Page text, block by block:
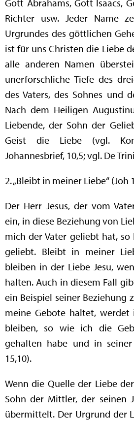
Gott Abrahams, Gott Isaacs,
Richter usw. Jeder Name
Urgrundes des göttlichen
ist für uns Christen die Liebe
alle anderen Namen
unerforschliche Tiefe des
des Vaters, des Sohnes und
Nach dem Heiligen
Liebende, der Sohn der
Geist die Liebe (vgl.
Johannesbrief, 10,5; vgl. De
2. „Bleibt in meiner Liebe“ (Joh
Der Herr Jesus, der vom
ein, in diese Beziehung von
mich der Vater geliebt hat, so
geliebt. Bleibt in meiner
bleiben in der Liebe Jesu,
halten. Auch in diesem Fall
ein Beispiel seiner Beziehung
meine Gebote haltet,
bleiben, so wie ich die
gehalten habe und in seiner
15,10).
Wenn die Quelle der Liebe
Sohn der Mittler, der seinen
übermittelt. Der Urgrund der